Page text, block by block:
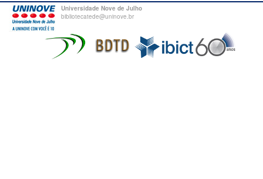
Universidade Nove de Julho
bibliotecatede@uninove.br